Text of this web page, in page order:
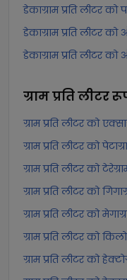
डेकाग्राम प्रति लीटर
डेकाग्राम प्रति लीटर
डेकाग्राम प्रति लीटर
ग्राम प्रति लीटर
ग्राम प्रति लीटर को
ग्राम प्रति लीटर को
ग्राम प्रति लीटर को
ग्राम प्रति लीटर को
ग्राम प्रति लीटर को
ग्राम प्रति लीटर को
ग्राम प्रति लीटर को